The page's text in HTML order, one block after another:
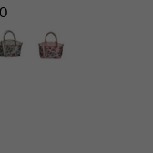
Gris Rose